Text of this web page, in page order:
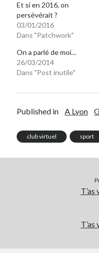
Et si en 2016, on
persévérait ?
03/01/2016
Dans "Patchwork"
On a parlé de moi…
26/03/2014
Dans "Post inutile"
Published in A Lyon
club virtuel sport
T’as
T’as